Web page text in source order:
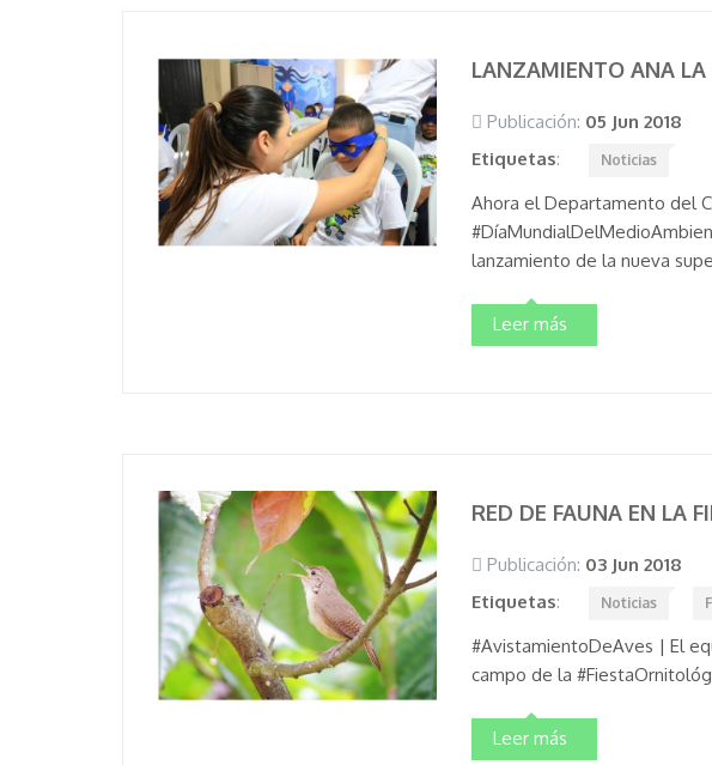
LANZAMIENTO ANA LA
Publicación: 05 Jun 2018
Etiquetas: Noticias
Ahora el Departamento del
lanzamiento de la nueva
Leer más
RED DE FAUNA EN LA
Publicación: 03 Jun 2018
Etiquetas: Noticias
#AvistamientoDeAves | El
campo de la
Leer más